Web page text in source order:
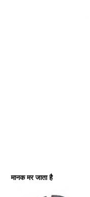
मानक मर जाता है